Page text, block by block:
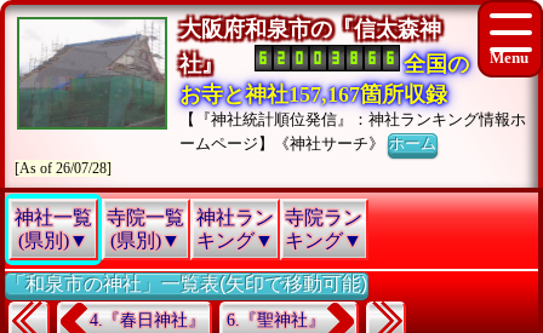
大阪府和泉市の『信太森神
社』
全国の
お寺と神社157,167箇所収録
【『神社統計順位発信』：神社ランキング情報ホ
ームページ】《神社サーチ》ホーム
[As of 26/07/28]
神社一覧
(県別)▼
寺院一覧
(県別)▼
神社ラン
キング▼
寺院ラン
キング▼
「和泉市の神社」一覧表(矢印で移動可能)
4.『春日神社』 6.『聖神社』